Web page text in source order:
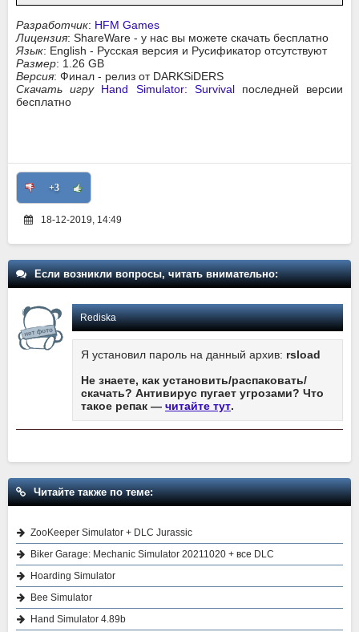
Разработчик: HFM Games
Лицензия: ShareWare - у нас вы можете скачать бесплатно
Язык: English - Русская версия и Русификатор отсутствуют
Размер: 1.26 GB
Версия: Финал - релиз от DARKSiDERS
Скачать игру Hand Simulator: Survivalпоследней версии
бесплатно
+3
18-12-2019, 14:49
Если возникли вопросы, читать внимательно:
Rediska
Я установил пароль на данный архив: rsload
Не знаете, как установить/распаковать/
скачать? Антивирус пугает угрозами? Что
такое репак — читайте тут.
Читайте также по теме:
ZooKeeper Simulator + DLC Jurassic
Biker Garage: Mechanic Simulator 20211020 + все DLC
Hoarding Simulator
Bee Simulator
Hand Simulator 4.89b